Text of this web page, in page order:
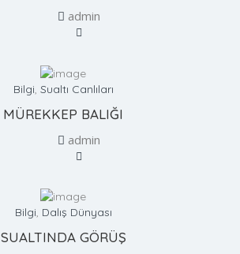
admin
Bilgi, Sualtı Canlıları
MÜREKKEP BALIĞI
admin
Bilgi, Dalış Dünyası
SUALTINDA GÖRÜŞ